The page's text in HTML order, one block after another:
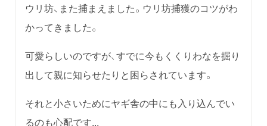
ウリ坊、また捕まえました。ウリ坊捕獲のコツがわ
かってきました。
可愛らしいのですが、すでに今もくくりわなを掘り
出して親に知らせたりと困らされています。
それと小さいためにヤギ舎の中にも入り込んでい
るのも心配です...